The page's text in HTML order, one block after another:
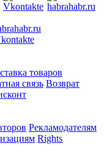
товаров
связь Возврат
Рекламодателям
Rights